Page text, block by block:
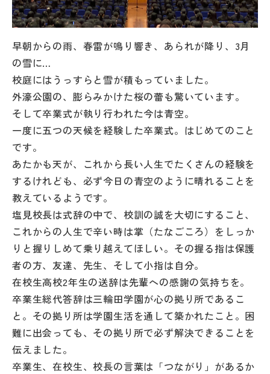
特集
NettyLandかわら版
その他
お問い合わせ
個人情報保護方針
サイトマップ
運営会社
早朝からの雨、春雷が鳴り響き、あられが降り、3月
の雪に…
校庭にはうっすらと雪が積もっていました。
外濠公園の、膨らみかけた桜の蕾も驚いています。
そして卒業式が執り行われた今は青空。
一度に五つの天候を経験した卒業式。はじめてのこと
です。
あたかも天が、これから長い人生でたくさんの経験を
するけれども、必ず今日の青空のように晴れることを
教えているようです。
塩見校長は式辞の中で、校訓の誠を大切にすること、
これからの人生で辛い時は掌（たなごころ）をしっか
りと握りしめて乗り越えてほしい。その握る指は保護
者の方、友達、先生、そして小指は自分。
在校生高校2年生の送辞は先輩への感謝の気持ちを。
卒業生総代答辞は三輪田学園が心の拠り所であるこ
と。その拠り所は学園生活を通して築かれたこと。困
難に出会っても、その拠り所で必ず解決できることを
伝えました。
卒業生、在校生、校長の言葉は「つながり」があるか